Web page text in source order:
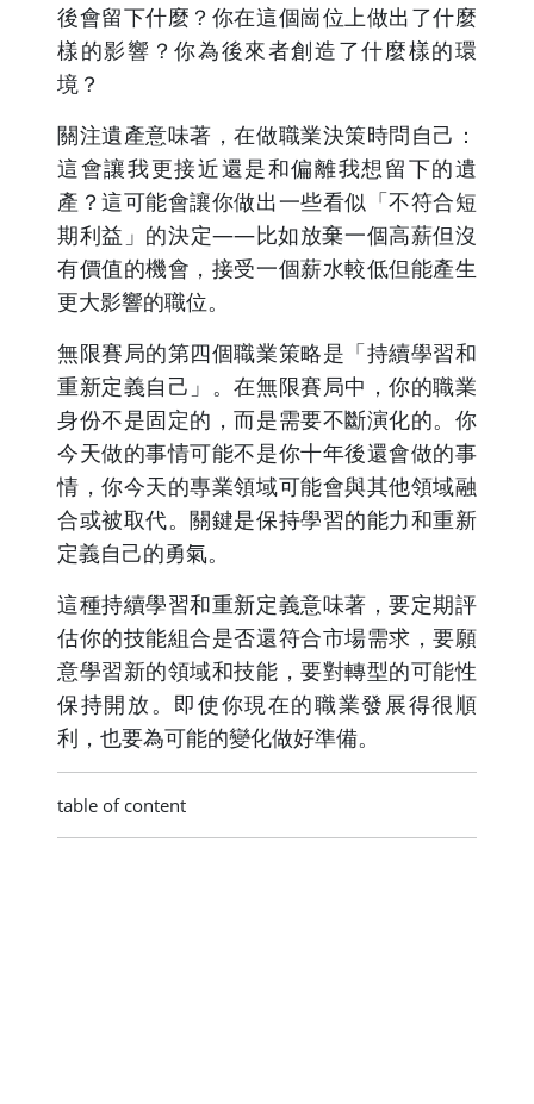
後會留下什麼？你在這個崗位上做出了什麼
樣的影響？你為後來者創造了什麼樣的環
境？
關注遺產意味著，在做職業決策時問自己：
這會讓我更接近還是和偏離我想留下的遺
產？這可能會讓你做出一些看似「不符合短
期利益」的決定——比如放棄一個高薪但沒
有價值的機會，接受一個薪水較低但能產生
更大影響的職位。
無限賽局的第四個職業策略是「持續學習和
重新定義自己」。在無限賽局中，你的職業
身份不是固定的，而是需要不斷演化的。你
今天做的事情可能不是你十年後還會做的事
情，你今天的專業領域可能會與其他領域融
合或被取代。關鍵是保持學習的能力和重新
定義自己的勇氣。
這種持續學習和重新定義意味著，要定期評
估你的技能組合是否還符合市場需求，要願
意學習新的領域和技能，要對轉型的可能性
保持開放。即使你現在的職業發展得很順
利，也要為可能的變化做好準備。
table of content